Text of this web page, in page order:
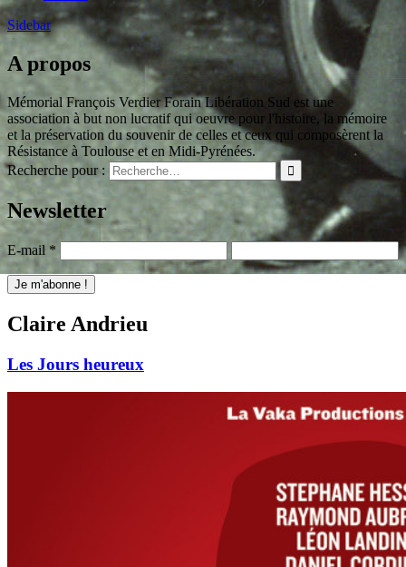
Sidebar
A propos
Mémorial François Verdier Forain Libération Sud est une
association à but non lucratif qui oeuvre pour l'histoire, la mémoire
et la préservation du souvenir de celles et ceux qui composèrent la
Résistance à Toulouse et en Midi-Pyrénées.
Recherche pour :
Newsletter
E-mail *
Claire Andrieu
Les Jours heureux